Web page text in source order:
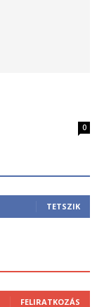
0
TETSZIK
FELIRATKOZÁS